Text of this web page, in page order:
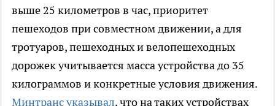
выше 25 километров в час, приоритет
пешеходов при совместном движении, а для
тротуаров, пешеходных и велопешеходных
дорожек учитывается масса устройства до 35
килограммов и конкретные условия движения.
Минтранс указывал, что на таких устройствах